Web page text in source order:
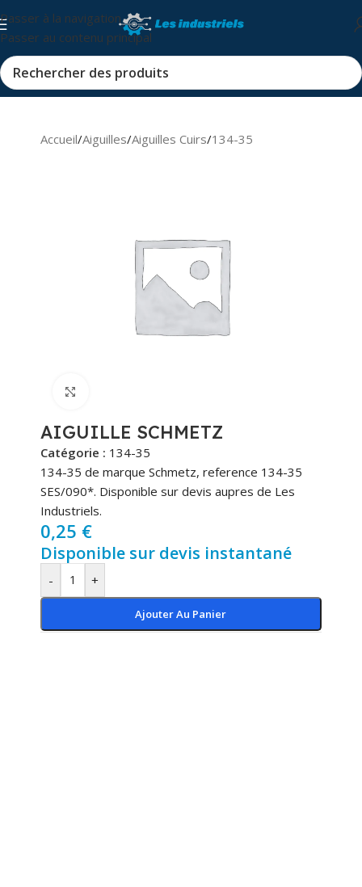
Passer à la navigation
Passer au contenu principal
Accueil/Aiguilles/Aiguilles Cuirs/134-35
AIGUILLE SCHMETZ
Catégorie : 134-35
134-35 de marque Schmetz, reference 134-35
SES/090*. Disponible sur devis aupres de Les
Industriels.
0,25 €
Disponible sur devis instantané
- +
Ajouter Au Panier